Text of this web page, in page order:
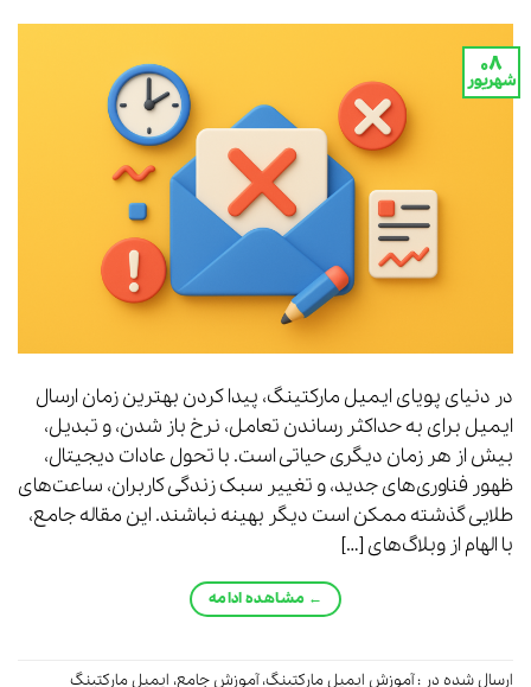
۰۸
شهریور
در دنیای پویای ایمیل مارکتینگ، پیدا کردن بهترین زمان ارسال
ایمیل برای به حداکثر رساندن تعامل، نرخ باز شدن، و تبدیل،
بیش از هر زمان دیگری حیاتی است. با تحول عادات دیجیتال،
ظهور فناوری‌های جدید، و تغییر سبک زندگی کاربران، ساعت‌های
طلایی گذشته ممکن است دیگر بهینه نباشند. این مقاله جامع،
با الهام از وبلاگ‌های […]
← مشاهده ادامه
ارسال شده در :آموزش ایمیل مارکتینگ،آموزش جامع، ایمیل مارکتینگ